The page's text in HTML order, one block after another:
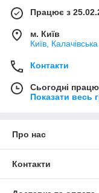
Працює з
м. Київ
Київ,
Контакти
Сьогодні
Показати весь
Про нас
Контакти